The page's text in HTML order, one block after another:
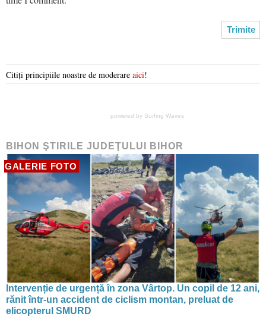
Citiți principiile noastre de moderare aici!
powered by Surfing Waves
BIHON ŞTIRILE JUDEŢULUI BIHOR
GALERIE FOTO
Intervenție de urgență în zona Vârtop. Un copil de 12 ani,
rănit într-un accident de ciclism montan, preluat de
elicopterul SMURD